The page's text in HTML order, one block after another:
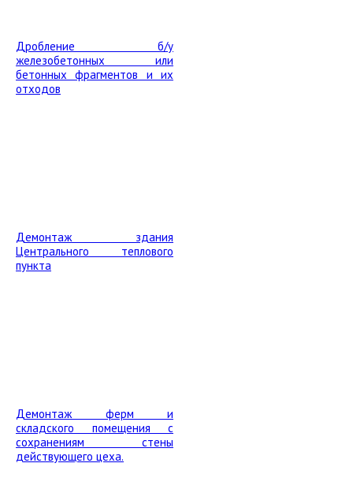
Дробление б/у
железобетонных или
бетонных фрагментов и их
отходов
Демонтаж здания
Центрального теплового
пункта
Демонтаж ферм и
складского помещения с
сохранениям стены
действующего цеха.